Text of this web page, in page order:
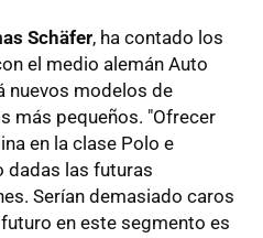
Schäfer, ha contado los
el medio alemán Auto
nuevos modelos de
más pequeños. "Ofrecer
en la clase Polo e
dadas las futuras
Serían demasiado caros
en este segmento es